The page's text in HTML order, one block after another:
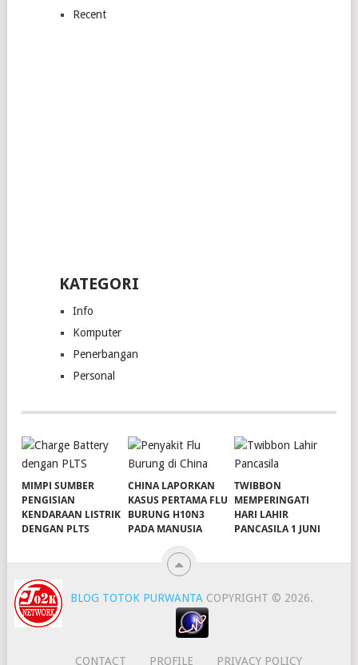
Recent
KATEGORI
Info
Komputer
Penerbangan
Personal
MIMPI SUMBER
PENGISIAN
KENDARAAN LISTRIK
DENGAN PLTS
CHINA LAPORKAN
KASUS PERTAMA FLU
BURUNG H10N3
PADA MANUSIA
TWIBBON
MEMPERINGATI
HARI LAHIR
PANCASILA 1 JUNI
BLOG TOTOK PURWANTA COPYRIGHT © 2026.
CONTACT PROFILE PRIVACY POLICY